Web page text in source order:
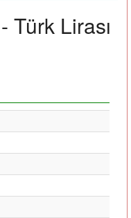
Türk Lirası